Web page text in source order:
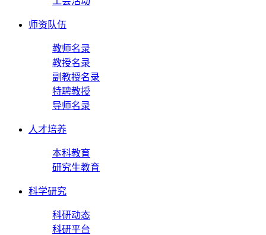
师资队伍
教师名录
教授名录
副教授名录
特聘教授
导师名录
人才培养
本科教育
研究生教育
科学研究
科研动态
科研平台